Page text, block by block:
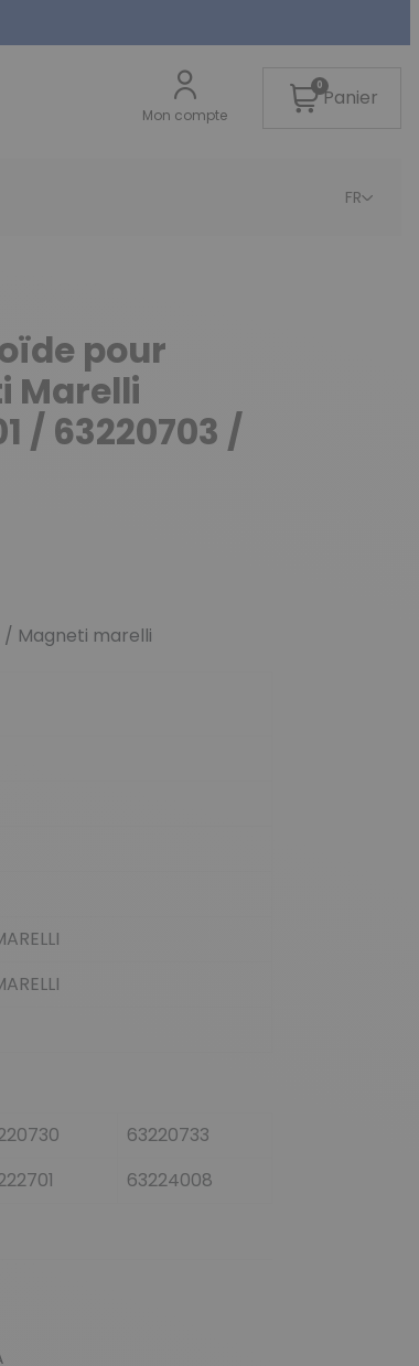
Mon compte
0Panier
FR
pour
Marelli
/ 63220703 /
(1 avis)
Magneti marelli
63220733
63224008